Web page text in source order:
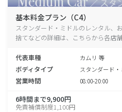
基本料金プラン（C4）
スタンダード・ミドルのレンタル、
捨てなどの詳細は、こちらから各店
代表車種 カムリ 等
ボディタイプ スタンダード
営業時間 08:00-20:00
6時間まで9,900円
免責補償制度1,100円